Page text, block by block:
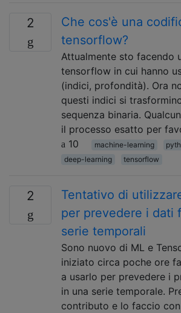
2
Che cos'è una
tensorflow?
Attualmente sto facendo
tensorflow in cui hanno
(indici, profondità). Ora
questi indici si
sequenza binaria.
il processo esatto per
10
machine-learning
deep-learning
tensorflow
2
Tentativo di
per prevedere i dati
serie temporali
Sono nuovo di ML e
iniziato circa poche ore
a usarlo per prevedere i
in una serie temporale.
contributo e lo faccio